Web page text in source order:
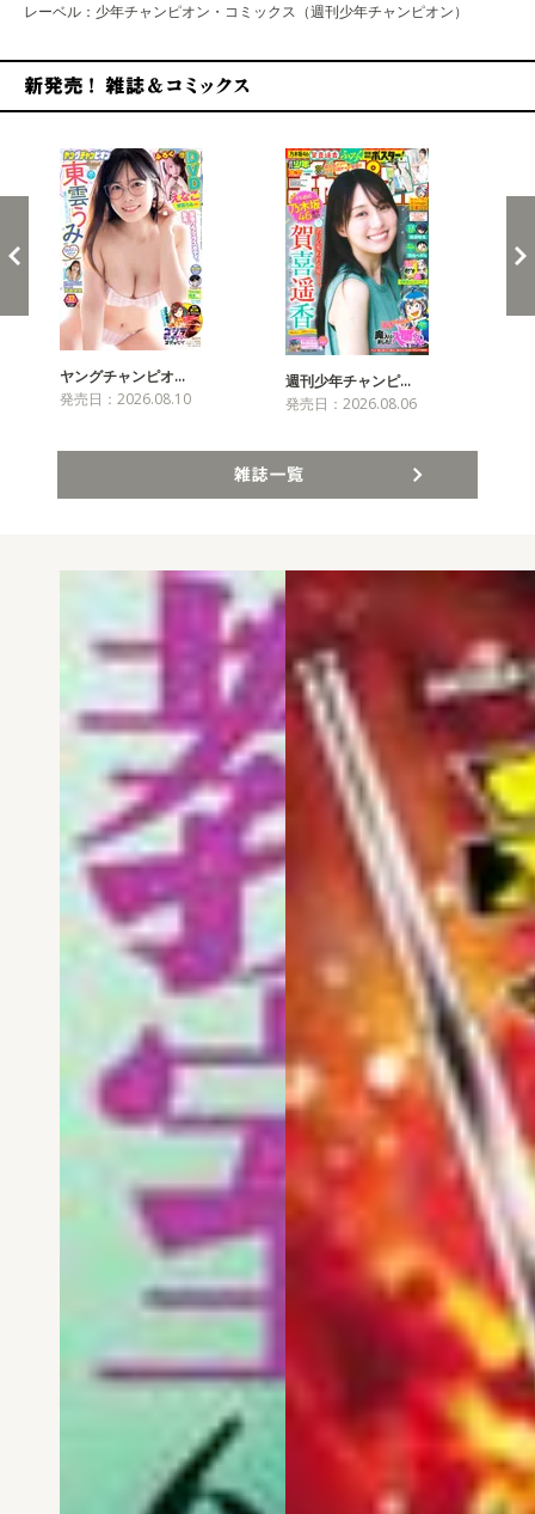
レーベル：少年チャンピオン・コミックス（週刊少年チャンピオン）
ヤングチャンピオ…
発売日：2026.08.10
週刊少年チャンピ…
発売日：2026.08.06